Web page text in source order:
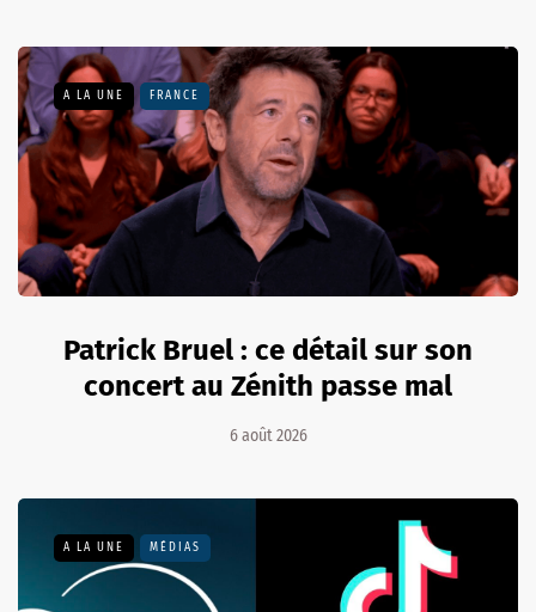
A LA UNE FRANCE
Patrick Bruel : ce détail sur son
concert au Zénith passe mal
6 août 2026
A LA UNE MÉDIAS